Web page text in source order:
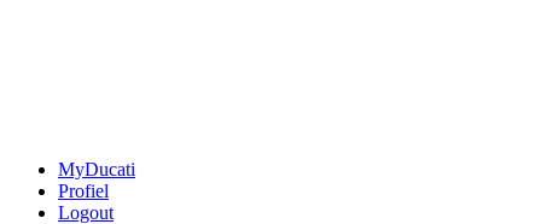
MyDucati
Profiel
Logout